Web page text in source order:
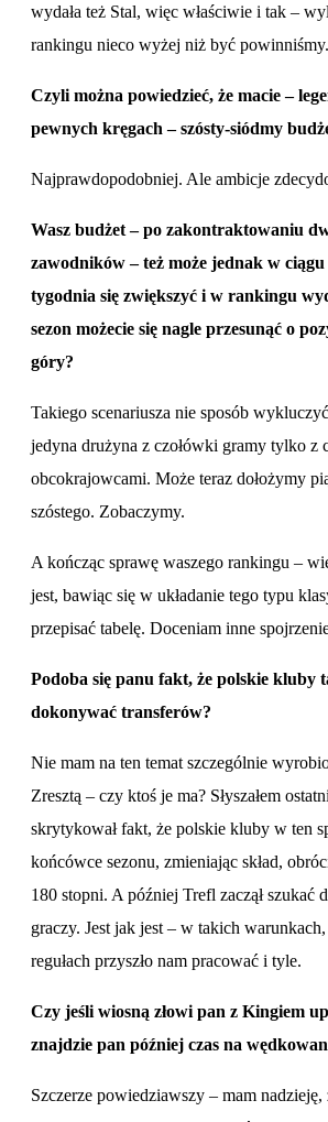
wydała też Stal, więc właściwie i tak –
rankingu nieco wyżej niż być powinniśmy.
Czyli można powiedzieć, że macie –
pewnych kręgach – szósty-siódmy
Najprawdopodobniej. Ale ambicje
Wasz budżet – po zakontraktowaniu
zawodników – też może jednak w ciągu
tygodnia się zwiększyć i w rankingu
sezon możecie się nagle przesunąć o
góry?
Takiego scenariusza nie sposób
jedyna drużyna z czołówki gramy tylko z
obcokrajowcami. Może teraz dołożymy
szóstego. Zobaczymy.
A kończąc sprawę waszego rankingu –
jest, bawiąc się w układanie tego typu
przepisać tabelę. Doceniam inne
Podoba się panu fakt, że polskie kluby
dokonywać transferów?
Nie mam na ten temat szczególnie
Zresztą – czy ktoś je ma? Słyszałem
skrytykował fakt, że polskie kluby w ten
końcówce sezonu, zmieniając skład,
180 stopni. A później Trefl zaczął szukać
graczy. Jest jak jest – w takich
regułach przyszło nam pracować i tyle.
Czy jeśli wiosną złowi pan z Kingiem
znajdzie pan później czas na
Szczerze powiedziawszy – mam nadzieję,